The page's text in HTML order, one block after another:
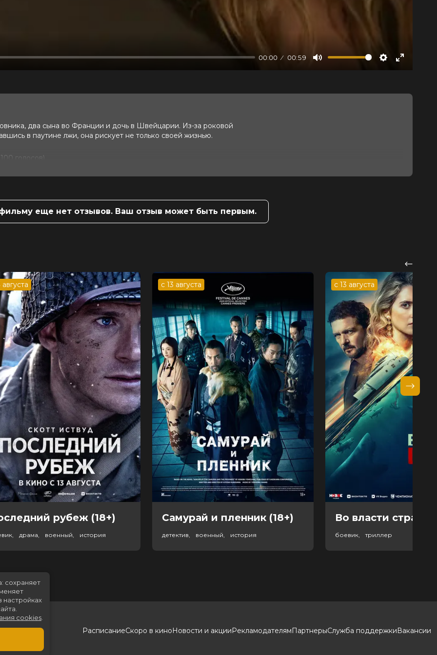
00:00 00:59
Settings
два сына во Франции и дочь в Швейцарии. Из-за роковой
в паутине лжи, она рискует не только своей жизнью.
голосов)
Лор Деклерк
еще нет отзывов. Ваш отзыв может быть первым.
августа
рубеж (18+)
драма, военный, история
с 13 августа
Самурай и пленник (18+)
детектив, военный, история
с 13 августа
Во власти страха
боевик, триллер
РасписаниеСкоро в киноНовости и акцииРекламодателямПартнерыСлужба поддержкиВакансии
сохраняет
настройках
cookies